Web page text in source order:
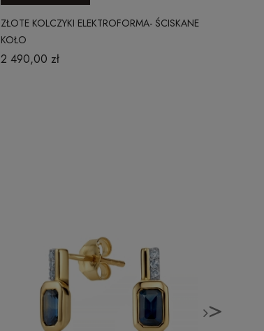
ZŁOTE KOLCZYKI ELEKTROFORMA- ŚCISKANE
KOŁO
2 490,00 zł
>